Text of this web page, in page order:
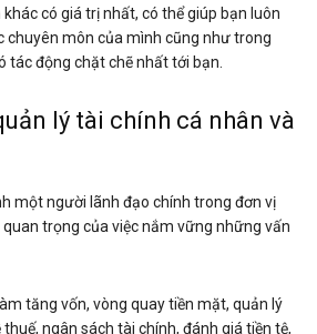
có giá trị nhất, có thể giúp bạn luôn
chuyên môn của mình cũng như trong
tác động chặt chẽ nhất tới bạn.
lý tài chính cá nhân và
một người lãnh đạo chính trong đơn vị
trọng của việc nắm vững những vấn
tăng vốn, vòng quay tiền mặt, quản lý
ngân sách tài chính, đánh giá tiền tệ,